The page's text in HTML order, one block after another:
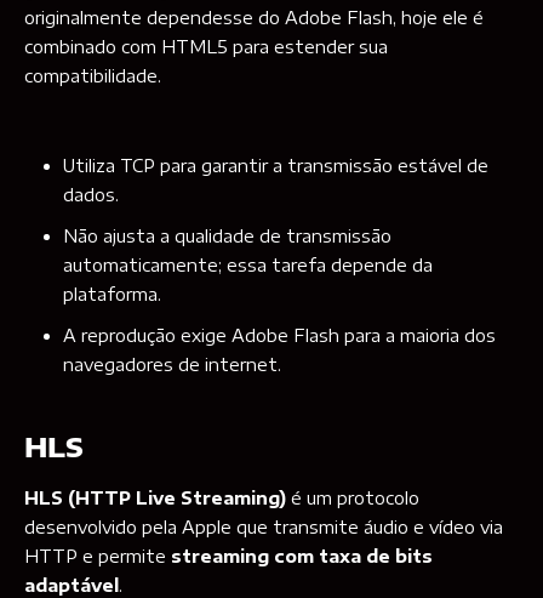
originalmente dependesse do Adobe Flash, hoje ele é
combinado com HTML5 para estender sua
compatibilidade.
Utiliza TCP para garantir a transmissão estável de
dados.
Não ajusta a qualidade de transmissão
automaticamente; essa tarefa depende da
plataforma.
A reprodução exige Adobe Flash para a maioria dos
navegadores de internet.
HLS
HLS (HTTP Live Streaming) é um protocolo
desenvolvido pela Apple que transmite áudio e vídeo via
HTTP e permite streaming com taxa de bits
adaptável .